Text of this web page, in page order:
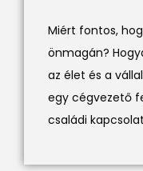
Miért fontos,
önmagán?
az élet és a
egy cégvezető
családi